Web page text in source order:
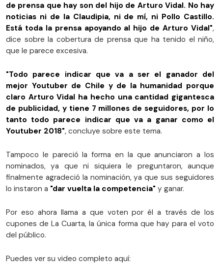
de prensa que hay son del hijo de Arturo Vidal. No hay
noticias ni de la Claudipia, ni de mí, ni Pollo Castillo.
Está toda la prensa apoyando al hijo de Arturo Vidal",
dice sobre la cobertura de prensa que ha tenido el niño,
que le parece excesiva.
"Todo parece indicar que va a ser el ganador del
mejor Youtuber de Chile y de la humanidad porque
claro Arturo Vidal ha hecho una cantidad gigantesca
de publicidad, y tiene 7 millones de seguidores, por lo
tanto todo parece indicar que va a ganar como el
Youtuber 2018", concluye sobre este tema.
Tampoco le pareció la forma en la que anunciaron a los
nominados, ya que ni siquiera le preguntaron, aunque
finalmente agradeció la nominación, ya que sus seguidores
lo instaron a "dar vuelta la competencia" y ganar.
Por eso ahora llama a que voten por él a través de los
cupones de La Cuarta, la única forma que hay para el voto
del público.
Puedes ver su video completo aquí: